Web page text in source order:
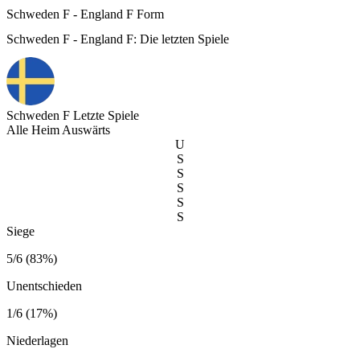
Schweden F - England F Form
Schweden F - England F: Die letzten Spiele
Schweden F Letzte Spiele
Alle Heim Auswärts
U
S
S
S
S
S
Siege
5/6 (83%)
Unentschieden
1/6 (17%)
Niederlagen